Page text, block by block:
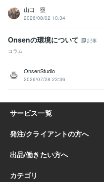
山口 塁
2026/08/02 10:34
Onsenの環境について
記事
コラム
OnsenStudio
2026/07/28 23:36